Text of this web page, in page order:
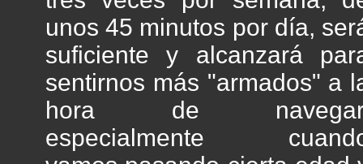
unos 45 minutos por día,
suficiente y alcanzará
sentirnos más "armados" a
hora de
especialmente